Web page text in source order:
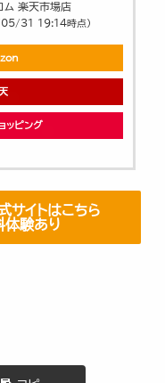
ム 楽天市場店
31 19:14時点）
ッピング
サイトはこちら
験あり